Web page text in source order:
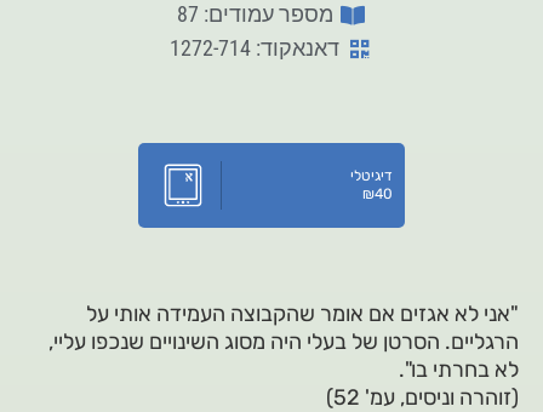
מספר עמודים: 87
דאנאקוד: 1272-714
דיגיטלי
₪40
"אני לא אגזים אם אומר שהקבוצה העמידה אותי על
הרגליים. הסרטן של בעלי היה מסוג השינויים שנכפו עליי,
לא בחרתי בו".
(זוהרה וניסים, עמ' 52)